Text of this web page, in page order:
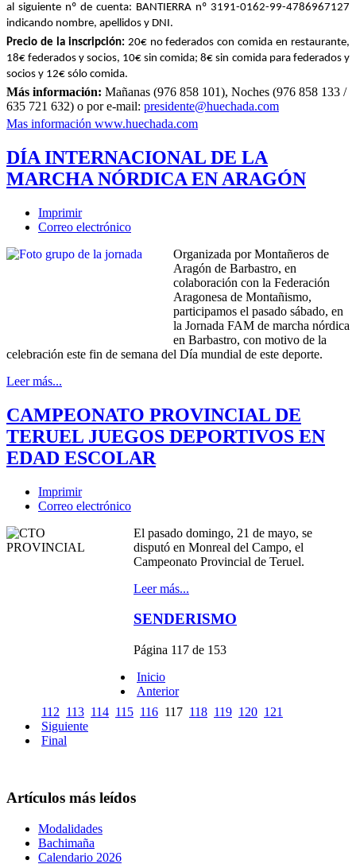
al siguiente nº de cuenta: BANTIERRA nº 3191-0162-99-4786967127
indicando nombre, apellidos y DNI.
Precio de la inscripción: 20€ no federados con comida en restaurante,
18€ federados y socios, 10€ sin comida; 8€ sin comida para federados y
socios y 12€ sólo comida.
Más información: Mañanas (976 858 101), Noches (976 858 133 /
635 721 632) o por e-mail: presidente@huechada.com
Mas información www.huechada.com
DÍA INTERNACIONAL DE LA
MARCHA NÓRDICA EN ARAGÓN
Imprimir
Correo electrónico
Organizada por Montañeros de
Aragón de Barbastro, en
colaboración con la Federación
Aragonesa de Montañismo,
participamos el pasado sábado, en
la Jornada FAM de marcha nórdica
en Barbastro, con motivo de la
celebración este fin de semana del Día mundial de este deporte.
Leer más...
CAMPEONATO PROVINCIAL DE
TERUEL JUEGOS DEPORTIVOS EN
EDAD ESCOLAR
Imprimir
Correo electrónico
El pasado domingo, 21 de mayo, se
disputó en Monreal del Campo, el
Campeonato Provincial de Teruel.
Leer más...
SENDERISMO
Página 117 de 153
Inicio
Anterior
112 113 114 115 116 117 118 119 120 121
Siguiente
Final
Artículos más leídos
Modalidades
Bachimaña
Calendario 2026